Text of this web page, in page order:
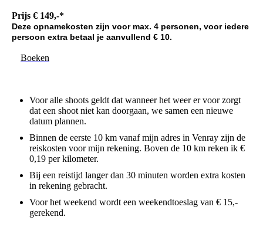
Prijs € 149,-*
Deze opnamekosten zijn voor max. 4 personen, voor iedere
persoon extra betaal je aanvullend € 10.
Boeken
Voor alle shoots geldt dat wanneer het weer er voor zorgt
dat een shoot niet kan doorgaan, we samen een nieuwe
datum plannen.
Binnen de eerste 10 km vanaf mijn adres in Venray zijn de
reiskosten voor mijn rekening. Boven de 10 km reken ik €
0,19 per kilometer.
Bij een reistijd langer dan 30 minuten worden extra kosten
in rekening gebracht.
Voor het weekend wordt een weekendtoeslag van € 15,-
gerekend.